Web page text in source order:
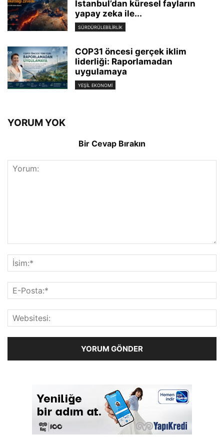
İstanbul’dan küresel fayların
yapay zeka ile...
SÜRDÜRÜLEBILIRLIK
COP31 öncesi gerçek iklim
liderliği: Raporlamadan
uygulamaya
YEŞIL EKONOMI
YORUM YOK
Bir Cevap Bırakın